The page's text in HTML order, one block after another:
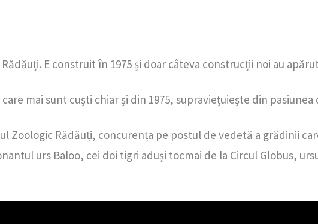
E construit în 1975 și doar câteva construcții noi au
mai sunt cuști chiar și din 1975, supraviețuiește din pasiunea
Zoologic Rădăuți, concurența pe postul de vedetă a grădinii
urs Baloo, cei doi tigri aduși tocmai de la Circul Globus,